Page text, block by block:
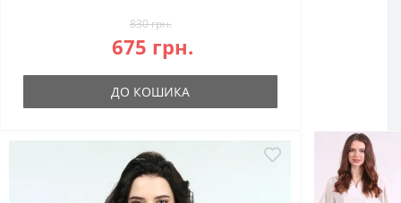
830 грн.
675 грн.
ДО КОШИКА